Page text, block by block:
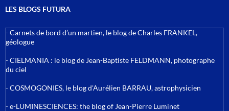
LES BLOGS FUTURA
-Carnets de bord d’un martien, le blog de Charles FRANKEL,
géologue
-CIELMANIA : le blog de Jean-Baptiste FELDMANN, photographe
du ciel
-COSMOGONIES, le blog d'Aurélien BARRAU, astrophysicien
-e-LUMINESCIENCES: the blog of Jean-Pierre Luminet